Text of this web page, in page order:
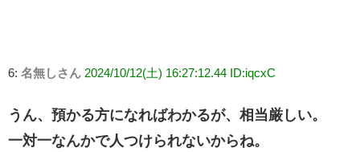
6: 名無しさん 2024/10/12(土) 16:27:12.44 ID:iqcxC
うん、預かる方になればわかるが、相当厳しい。
一対一なんかで人つけられないからね。